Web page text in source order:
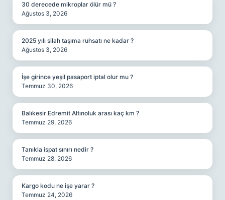
30 derecede mikroplar ölür mü ?
Ağustos 3, 2026
2025 yılı silah taşıma ruhsatı ne kadar ?
Ağustos 3, 2026
İşe girince yeşil pasaport iptal olur mu ?
Temmuz 30, 2026
Balıkesir Edremit Altınoluk arası kaç km ?
Temmuz 29, 2026
Tanıkla ispat sınırı nedir ?
Temmuz 28, 2026
Kargo kodu ne işe yarar ?
Temmuz 24, 2026